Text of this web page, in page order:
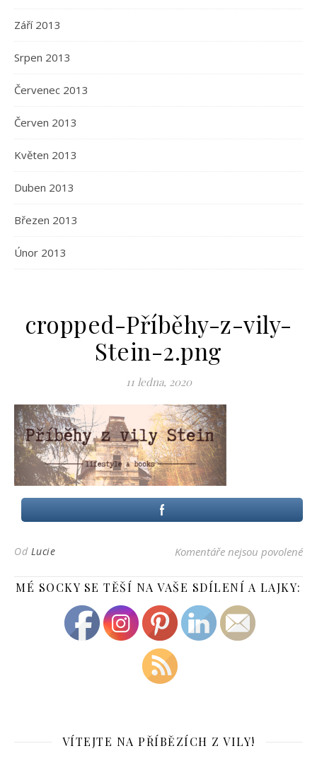
Září 2013
Srpen 2013
Červenec 2013
Červen 2013
Květen 2013
Duben 2013
Březen 2013
Únor 2013
cropped-Příběhy-z-vily-
Stein-2.png
11 ledna, 2020
Od Lucie Komentáře nejsou povolenéu
MÉ SOCKY SE TĚŠÍ NA VAŠE SDÍLENÍ A LAJKY:
VÍTEJTE NA PŘÍBĚZÍCH Z VILY!